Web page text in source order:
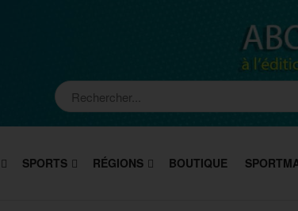
SPORTS RÉGIONS BOUTIQUE